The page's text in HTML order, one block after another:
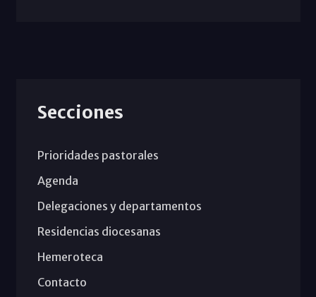
Secciones
Prioridades pastorales
Agenda
Delegaciones y departamentos
Residencias diocesanas
Hemeroteca
Contacto